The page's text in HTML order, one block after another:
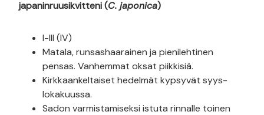
japaninruusikvitteni (C. japonica)
I-III (IV)
Matala, runsashaarainen ja pienilehtinen
pensas. Vanhemmat oksat piikkisiä.
Kirkkaankeltaiset hedelmät kypsyvät syys-
lokakuussa.
Sadon varmistamiseksi istuta rinnalle toinen